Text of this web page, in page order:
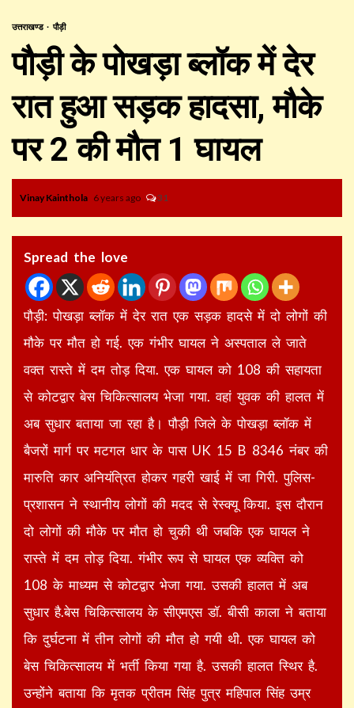
उत्तराखण्ड पौड़ी
पौड़ी के पोखड़ा ब्लॉक में देर
रात हुआ सड़क हादसा, मौके
पर 2 की मौत 1 घायल
Vinay Kainthola 6 years ago 31
Spread the love
पौड़ी: पोखड़ा ब्लॉक में देर रात एक सड़क हादसे में दो लोगों की
मौके पर मौत हो गई. एक गंभीर घायल ने अस्पताल ले जाते
वक्त रास्ते में दम तोड़ दिया. एक घायल को 108 की सहायता
से कोटद्वार बेस चिकित्सालय भेजा गया. वहां युवक की हालत में
अब सुधार बताया जा रहा है। पौड़ी जिले के पोखड़ा ब्लॉक में
बैजरों मार्ग पर मटगल धार के पास UK 15 B 8346 नंबर की
मारुति कार अनियंत्रित होकर गहरी खाई में जा गिरी. पुलिस-
प्रशासन ने स्थानीय लोगों की मदद से रेस्क्यू किया. इस दौरान
दो लोगों की मौके पर मौत हो चुकी थी जबकि एक घायल ने
रास्ते में दम तोड़ दिया. गंभीर रूप से घायल एक व्यक्ति को
108 के माध्यम से कोटद्वार भेजा गया. उसकी हालत में अब
सुधार है.बेस चिकित्सालय के सीएमएस डॉ. बीसी काला ने बताया
कि दुर्घटना में तीन लोगों की मौत हो गयी थी. एक घायल को
बेस चिकित्सालय में भर्ती किया गया है. उसकी हालत स्थिर है.
उन्होंने बताया कि मृतक प्रीतम सिंह पुत्र महिपाल सिंह उम्र